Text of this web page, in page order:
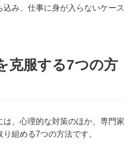
み、仕事に身が入らないケース
克服する7つの方
、心理的な対策のほか、専門家
組める7つの方法です。